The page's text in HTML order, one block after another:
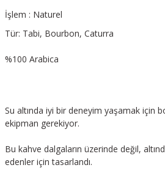
İşlem : Naturel
Tür: Tabi, Bourbon, Caturra
%100 Arabica
Su altında iyi bir deneyim yaşamak için
ekipman gerekiyor.
Bu kahve dalgaların üzerinde değil,
edenler için tasarlandı.